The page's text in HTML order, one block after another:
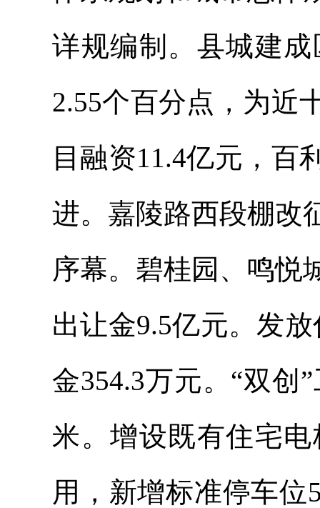
详规编制。县城建
2.55个百分点，为近
目融资11.4亿元，百
进。嘉陵路西段棚改
序幕。碧桂园、鸣悦
出让金9.5亿元。发
金354.3万元。“双创
米。增设既有住宅
用，新增标准停车位